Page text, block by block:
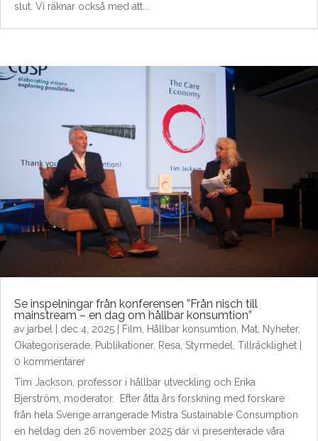
slut. Vi räknar också med att...
Se inspelningar från konferensen ”Från nisch till
mainstream – en dag om hållbar konsumtion”
av jarbel dec 4, 2025 Film, Hållbar konsumtion, Mat, Nyheter,
Okategoriserade, Publikationer, Resa, Styrmedel, Tillräcklighet
0 kommentarer
Tim Jackson, professor i hållbar utveckling och Erika
Bjerström, moderator. Efter åtta års forskning med forskare
från hela Sverige arrangerade Mistra Sustainable Consumption
en heldag den 26 november 2025 där vi presenterade våra